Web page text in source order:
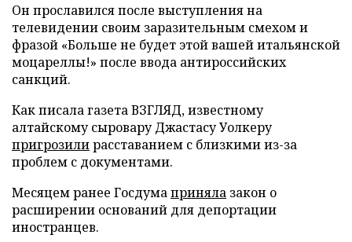
Он прославился после выступления на
телевидении своим заразительным смехом и
фразой «Больше не будет этой вашей итальянской
моцареллы!» после ввода антироссийских
санкций.
Как писала газета ВЗГЛЯД, известному
алтайскому сыровару Джастасу Уолкеру
пригрозилирасставанием с близкими из-за
проблем с документами.
Месяцем ранее Госдумаприняла закон о
расширении оснований для депортации
иностранцев.